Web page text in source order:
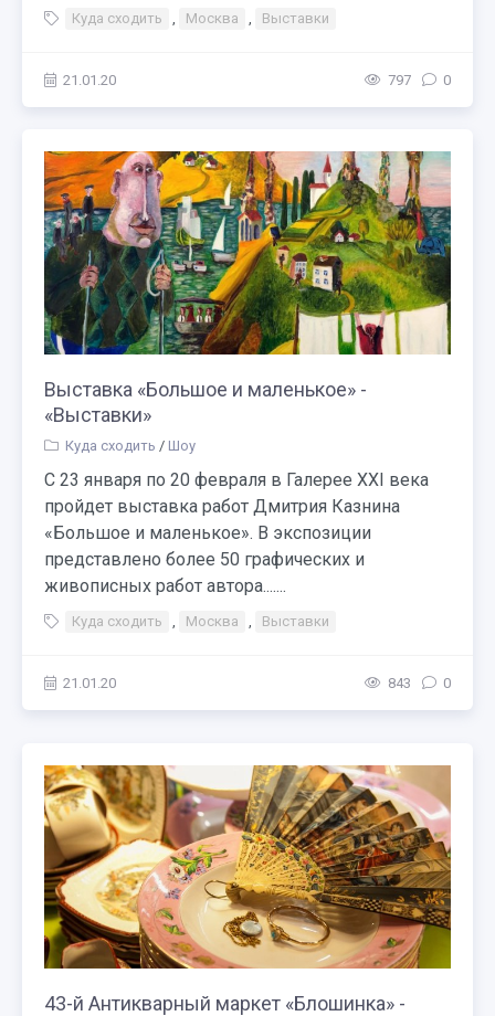
Куда сходить , Москва , Выставки
21.01.20 797 0
Выставка «Большое и маленькое» -
«Выставки»
Куда сходить / Шоу
С 23 января по 20 февраля в Галерее XXI века
пройдет выставка работ Дмитрия Казнина
«Большое и маленькое». В экспозиции
представлено более 50 графических и
живописных работ автора.......
Куда сходить , Москва , Выставки
21.01.20 843 0
43-й Антикварный маркет «Блошинка» -